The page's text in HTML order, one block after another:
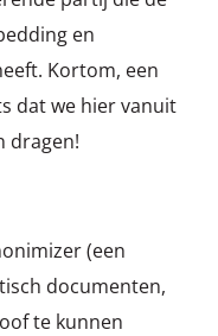
en
Kortom, een
dat we hier vanuit
dragen!
(een
documenten,
te kunnen